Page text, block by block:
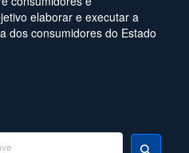
elaborar e executar a
dos consumidores do Estado